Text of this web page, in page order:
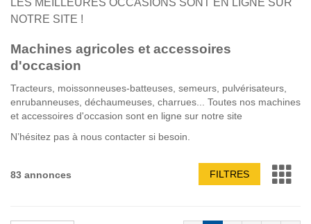
LES MEILLEURES OCCASIONS SONT EN LIGNE SUR
NOTRE SITE !
Machines agricoles et accessoires
d'occasion
Tracteurs, moissonneuses-batteuses, semeurs, pulvérisateurs,
enrubanneuses, déchaumeuses, charrues... Toutes nos machines
et accessoires d'occasion sont en ligne sur notre site
N’hésitez pas à nous contacter si besoin.
83 annonces FILTRES